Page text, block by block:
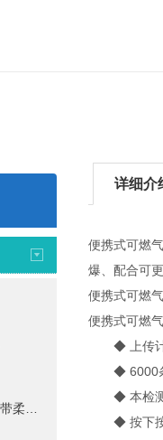
详细介
便携式可燃
爆、配合可
便携式可燃
便携式可燃
◆ 上传计
◆ 6000条
◆ 本检测
◆ 按下按